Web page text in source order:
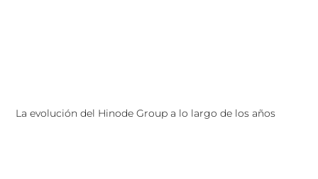
La evolución del Hinode Group a lo largo de los años